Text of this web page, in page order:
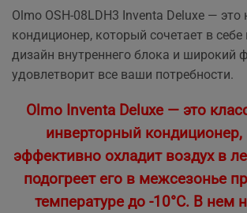
Olmo OSH-08LDH3 Inventa Deluxe — это
кондиционер, который сочетает в
дизайн внутреннего блока и широкий
удовлетворит все ваши потребности.
Olmo Inventa Deluxe — это
инверторный
эффективно охладит воздух в
подогреет его в межсезонье
температуре до -10°C. В нем